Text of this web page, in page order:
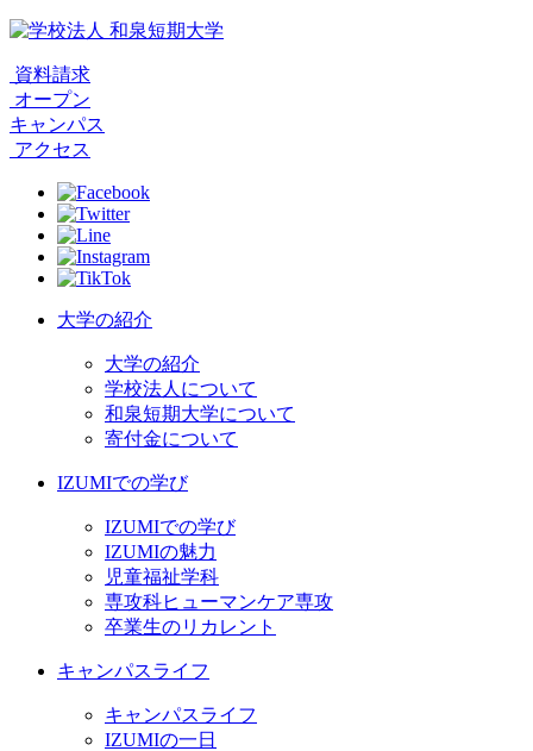
資料請求
オープン
キャンパス
アクセス
大学の紹介
大学の紹介
学校法人について
和泉短期大学について
寄付金について
IZUMIでの学び
IZUMIでの学び
IZUMIの魅力
児童福祉学科
専攻科ヒューマンケア専攻
卒業生のリカレント
キャンパスライフ
キャンパスライフ
IZUMIの一日